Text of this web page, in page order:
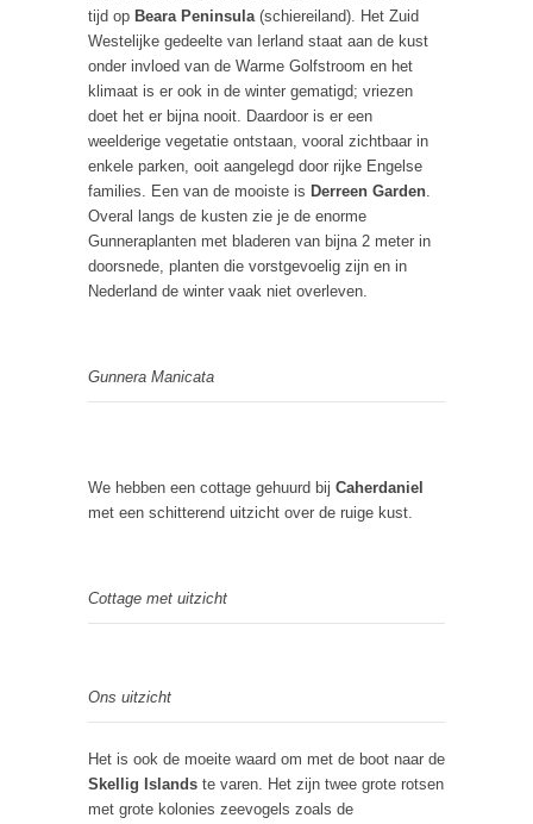
tijd op Beara Peninsula(schiereiland). Het Zuid
Westelijke gedeelte van Ierland staat aan de kust
onder invloed van de Warme Golfstroom en het
klimaat is er ook in de winter gematigd; vriezen
doet het er bijna nooit. Daardoor is er een
weelderige vegetatie ontstaan, vooral zichtbaar in
enkele parken, ooit aangelegd door rijke Engelse
families. Een van de mooiste is Derreen Garden.
Overal langs de kusten zie je de enorme
Gunneraplanten met bladeren van bijna 2 meter in
doorsnede, planten die vorstgevoelig zijn en in
Nederland de winter vaak niet overleven.
Gunnera Manicata
We hebben een cottage gehuurd bij Caherdaniel
met een schitterend uitzicht over de ruige kust.
Cottage met uitzicht
Ons uitzicht
Het is ook de moeite waard om met de boot naar de
Skellig Islands te varen. Het zijn twee grote rotsen
met grote kolonies zeevogels zoals de